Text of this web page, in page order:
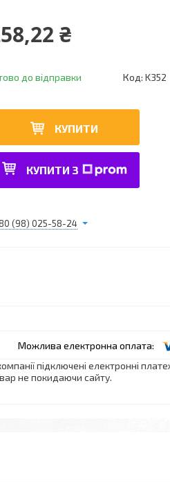
₴
до відправки Код: K352
КУПИТИ
КУПИТИ З
(98) 025-58-24
підключені електронні
не покидаючи сайту.